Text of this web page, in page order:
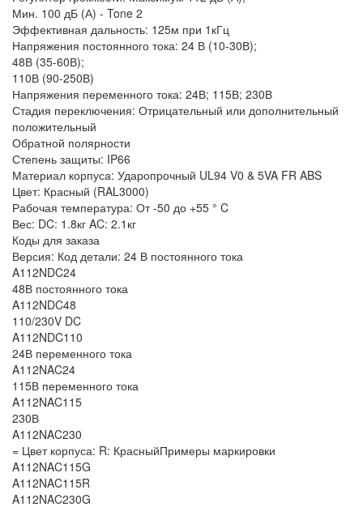
Мин. 100 дБ (А) - Tone 2
Эффективная дальность: 125м при 1кГц
Напряжения постоянного тока: 24 В (10-30В);
48В (35-60В);
110В (90-250В)
Напряжения переменного тока: 24В; 115В; 230В
Стадия переключения: Отрицательный или дополнительный
положительный
Обратной полярности
Степень защиты: IP66
Материал корпуса: Ударопрочный UL94 V0 & 5VA FR ABS
Цвет: Красный (RAL3000)
Рабочая температура: От -50 до +55 ° C
Вес: DC: 1.8кг AC: 2.1кг
Коды для заказа
Версия: Код детали: 24 В постоянного тока
A112NDC24
48В постоянного тока
A112NDC48
110/230V DC
A112NDC110
24В переменного тока
A112NAC24
115В переменного тока
A112NAC115
230В
A112NAC230
= Цвет корпуса: R: КрасныйПримеры маркировки
A112NAC115G
A112NAC115R
A112NAC230G